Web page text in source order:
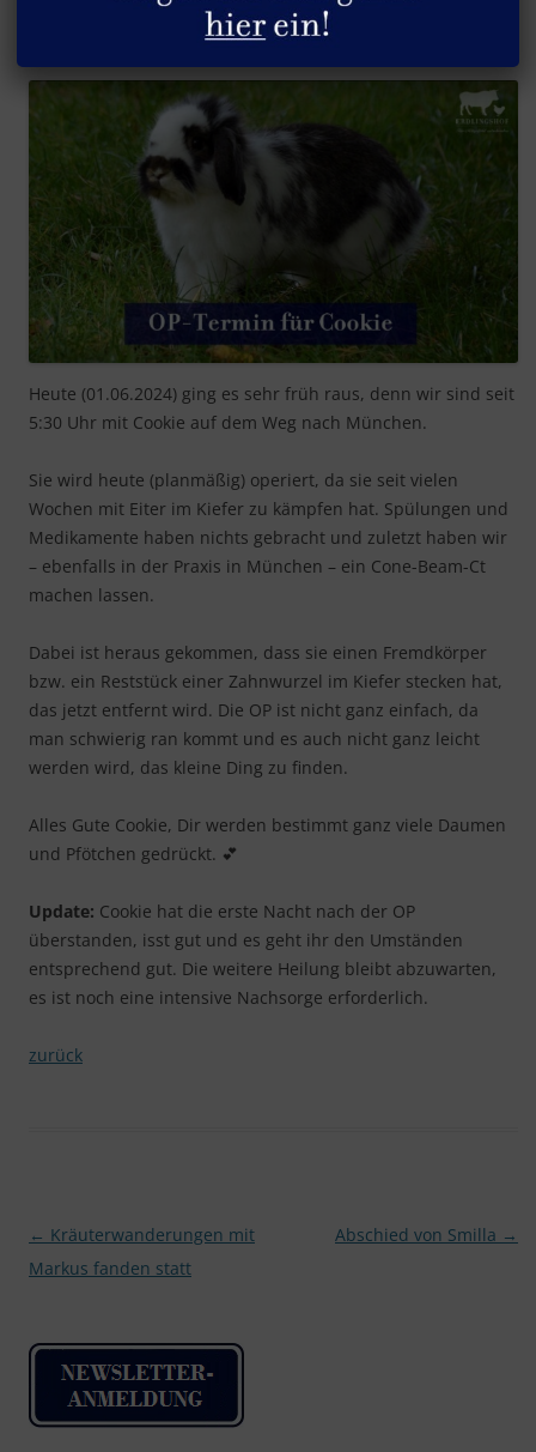
OP-Termin für Cookie (Update)
Heute (01.06.2024) ging es sehr früh raus, denn wir sind seit
5:30 Uhr mit Cookie auf dem Weg nach München.
Sie wird heute (planmäßig) operiert, da sie seit vielen
Wochen mit Eiter im Kiefer zu kämpfen hat. Spülungen und
Medikamente haben nichts gebracht und zuletzt haben wir
– ebenfalls in der Praxis in München – ein Cone-Beam-Ct
machen lassen.
Dabei ist heraus gekommen, dass sie einen Fremdkörper
bzw. ein Reststück einer Zahnwurzel im Kiefer stecken hat,
das jetzt entfernt wird. Die OP ist nicht ganz einfach, da
man schwierig ran kommt und es auch nicht ganz leicht
werden wird, das kleine Ding zu finden.
Alles Gute Cookie, Dir werden bestimmt ganz viele Daumen
und Pfötchen gedrückt. 💕
Update: Cookie hat die erste Nacht nach der OP
überstanden, isst gut und es geht ihr den Umständen
entsprechend gut. Die weitere Heilung bleibt abzuwarten,
es ist noch eine intensive Nachsorge erforderlich.
zurück
Beitragsnavigation
← Kräuterwanderungen mit
Markus fanden statt
Abschied von Smilla →